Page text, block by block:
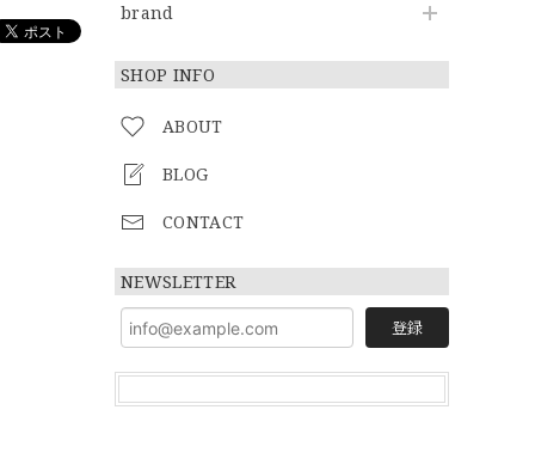
brand
SHOP INFO
ABOUT
BLOG
CONTACT
NEWSLETTER
登録